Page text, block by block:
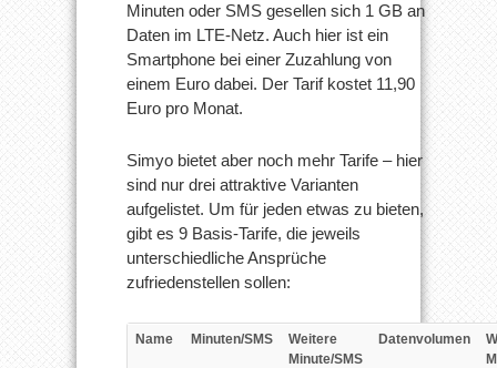
Minuten oder SMS gesellen sich 1 GB an
Daten im LTE-Netz. Auch hier ist ein
Smartphone bei einer Zuzahlung von
einem Euro dabei. Der Tarif kostet 11,90
Euro pro Monat.
Simyo bietet aber noch mehr Tarife – hier
sind nur drei attraktive Varianten
aufgelistet. Um für jeden etwas zu bieten,
gibt es 9 Basis-Tarife, die jeweils
unterschiedliche Ansprüche
zufriedenstellen sollen:
Name Minuten/SMS
Weitere
Minute/SMS
Datenvolumen